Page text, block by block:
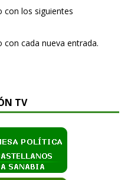
con los siguientes
con cada nueva entrada.
TV